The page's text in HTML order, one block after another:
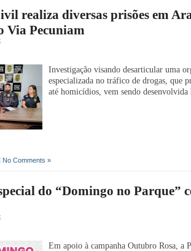
realiza diversas prisões em
Via Pecuniam
Investigação visando desarticular uma
especializada no tráfico de drogas, que
até homicídios, vem sendo desenvolvida
No Comments »
do “Domingo no Parque”
Em apoio à campanha Outubro Rosa, a